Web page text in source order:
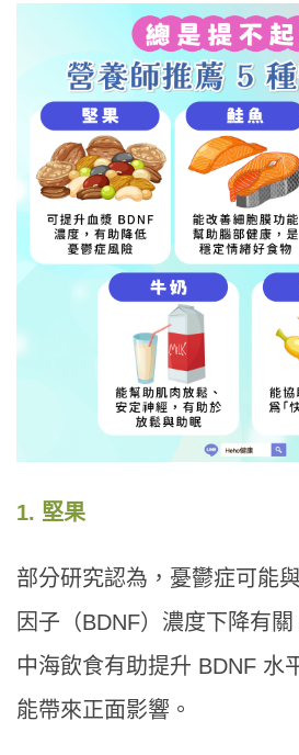
1. 堅果
部分研究認為，憂鬱症可能
因子（BDNF）濃度下降有
中海飲食有助提升 BDNF 水
能帶來正面影響。